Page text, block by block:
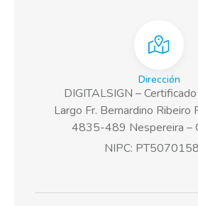
Dirección
DIGITALSIGN –
Largo Fr. Bernardino Ribeiro
4835-489 Nespereira –
NIPC: